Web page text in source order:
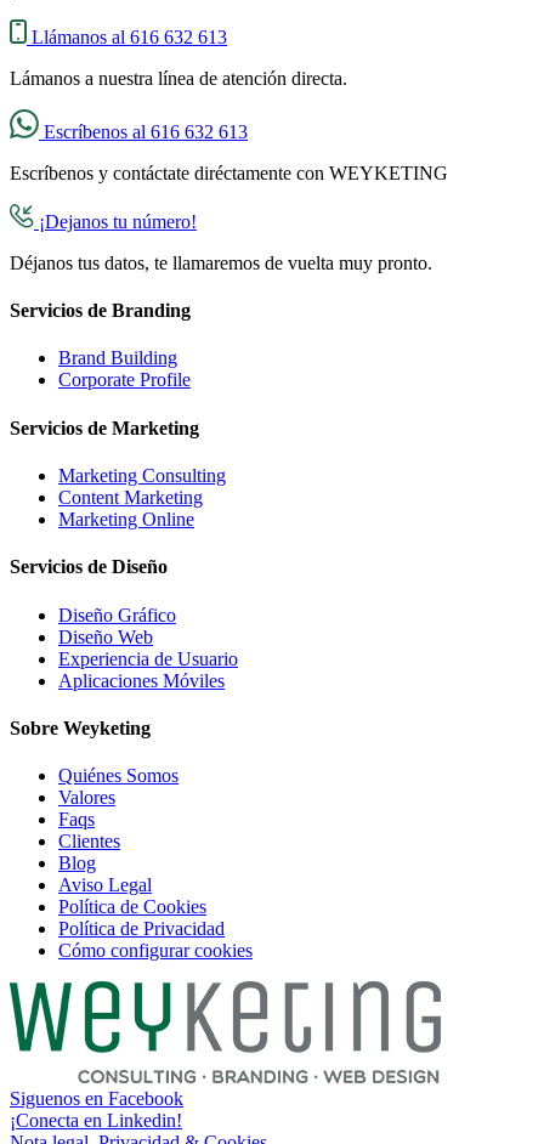
Llámanos al 616 632 613
Lámanos a nuestra línea de atención directa.
Escríbenos al 616 632 613
Escríbenos y contáctate diréctamente con WEYKETING
¡Dejanos tu número!
Déjanos tus datos, te llamaremos de vuelta muy pronto.
Servicios de Branding
Brand Building
Corporate Profile
Servicios de Marketing
Marketing Consulting
Content Marketing
Marketing Online
Servicios de Diseño
Diseño Gráfico
Diseño Web
Experiencia de Usuario
Aplicaciones Móviles
Sobre Weyketing
Quiénes Somos
Valores
Faqs
Clientes
Blog
Aviso Legal
Política de Cookies
Política de Privacidad
Cómo configurar cookies
Siguenos en Facebook
¡Conecta en Linkedin!